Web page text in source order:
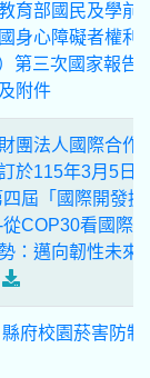
教育部國民及學前
身心障礙者權利
第三次國家報告
附件
財團法人國際合作
於115年3月5日(
四屆「國際開發援
COP30看國際
：邁向韌性未來
縣府校園菸害防制